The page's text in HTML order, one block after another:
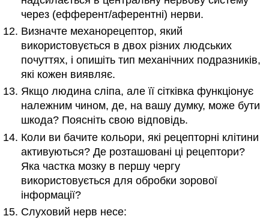
через (ефферент/аферентні) нерви.
Визначте механорецептор, який
використовується в двох різних людських
почуттях, і опишіть тип механічних подразників,
які кожен виявляє.
Якщо людина сліпа, але її сітківка функціонує
належним чином, де, на вашу думку, може бути
шкода? Поясніть свою відповідь.
Коли ви бачите кольори, які рецепторні клітини
активуються? Де розташовані ці рецептори?
Яка частка мозку в першу чергу
використовується для обробки зорової
інформації?
Слуховий нерв несе: